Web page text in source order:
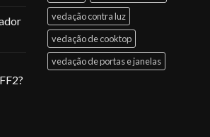
vedação contra luz
vedação de cooktop
vedação de portas e janelas